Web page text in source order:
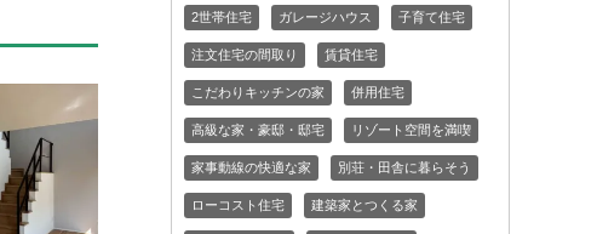
2世帯住宅 ガレージハウス 子育て住宅
注文住宅の間取り 賃貸住宅
こだわりキッチンの家 併用住宅
高級な家・豪邸・邸宅 リゾート空間を満喫
家事動線の快適な家 別荘・田舎に暮らそう
ローコスト住宅 建築家とつくる家